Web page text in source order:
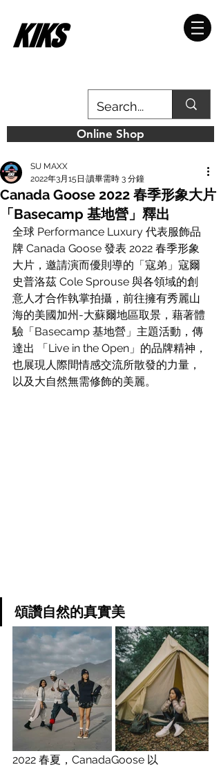
Online Shop
Canada Goose 2022 春季形象大片
「Basecamp 基地營」釋出
SU MAXX
2022年3月15日 讀畢需時 3 分鐘
全球 Performance Luxury 代表服飾品
牌 Canada Goose 發表 2022 春季形象
大片，邀請演而優則導的「寇弟」寇爾
史普洛茲 Cole Sprouse 與各領域的創
意人才合作執掌拍攝，前往擁有秀麗山
海的美國加州-大蘇爾地區取景，藉著體
驗「Basecamp 基地營」主題活動，傳
達出 「Live in the Open」的品牌精神，
也展現人際間情感交流所散發的力量，
以及大自然無需修飾的美麗。
頌讚自然的真實美
2022 春夏，CanadaGoose 以